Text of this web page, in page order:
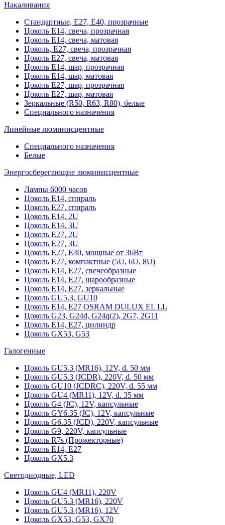
Накаливания
Стандартные, Е27, Е40, прозрачные
Цоколь Е14, свеча, прозрачная
Цоколь Е14, свеча, матовая
Цоколь, Е27, свеча, прозрачная
Цоколь Е27, свеча, матовая
Цоколь Е14, шар, прозрачная
Цоколь Е14, шар, матовая
Цоколь Е27, шар, прозрачная
Цоколь Е27, шар, матовая
Зеркальные (R50, R63, R80), белые
Специального назначения
Линейные люминисцентные
Специального назначения
Белые
Энергосберегающие люминисцентные
Лампы 6000 часов
Цоколь Е14, спираль
Цоколь Е27, спираль
Цоколь Е14, 2U
Цоколь Е14, 3U
Цоколь Е27, 2U
Цоколь Е27, 3U
Цоколь Е27, Е40, мощные от 36Вт
Цоколь Е27, компактные (5U, 6U, 8U)
Цоколь Е14, Е27, свечеобразные
Цоколь Е14, Е27, шарообразные
Цоколь Е14, Е27, зеркальные
Цоколь GU5.3, GU10
Цоколь Е14, Е27 OSRAM DULUX EL LL
Цоколь G23, G24d, G24q(2), 2G7, 2G11
Цоколь Е14, Е27, цилиндр
Цоколь GX53, G53
Галогенные
Цоколь GU5.3 (MR16), 12V, d. 50 мм
Цоколь GU5.3 (JCDR), 220V, d. 50 мм
Цоколь GU10 (JCDRC), 220V, d. 55 мм
Цоколь GU4 (MR11), 12V, d. 35 мм
Цоколь G4 (JC), 12V, капсульные
Цоколь GY6.35 (JC), 12V, капсульные
Цоколь G6.35 (JCD), 220V, капсульные
Цоколь G9, 220V, капсульные
Цоколь R7s (Прожекторные)
Цоколь E14, E27
Цоколь GX5.3
Светодиодные, LED
Цоколь GU4 (MR11), 220V
Цоколь GU5.3 (MR16), 220V
Цоколь GU5.3 (MR16), 12V
Цоколь GX53, G53, GX70